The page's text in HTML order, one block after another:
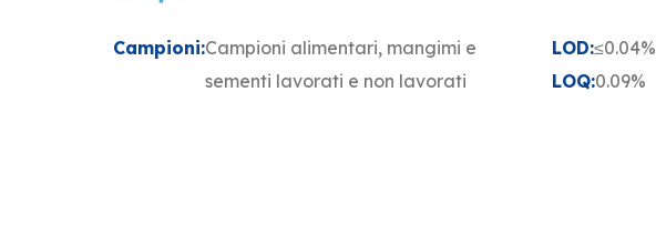
Campioni:Campioni alimentari, mangimi e
sementi lavorati e non lavorati
LOD:≤0.04%
LOQ:0.09%